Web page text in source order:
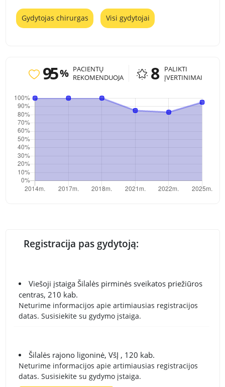
Gydytojas chirurgas Visi gydytojai
95 % PACIENTŲ
REKOMENDUOJA
8
PALIKTI
ĮVERTINIMAI
Registracija pas gydytoją:
Viešoji įstaiga Šilalės pirminės sveikatos priežiūros
centras, 210 kab.
Neturime informacijos apie artimiausias registracijos
datas. Susisiekite su gydymo įstaiga.
Šilalės rajono ligoninė, VšĮ , 120 kab.
Neturime informacijos apie artimiausias registracijos
datas. Susisiekite su gydymo įstaiga.